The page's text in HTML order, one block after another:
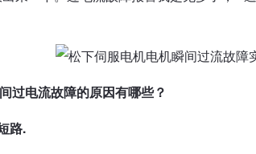
过电流故障的原因有哪些？
路.